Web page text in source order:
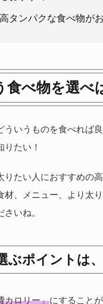
タンパクな食べ物が
べ物を選べ
いうものを食べれば良
たい！
たい人におすすめの
材、メニュー、より太
いね。
ぶポイントは
カロリー」にすること